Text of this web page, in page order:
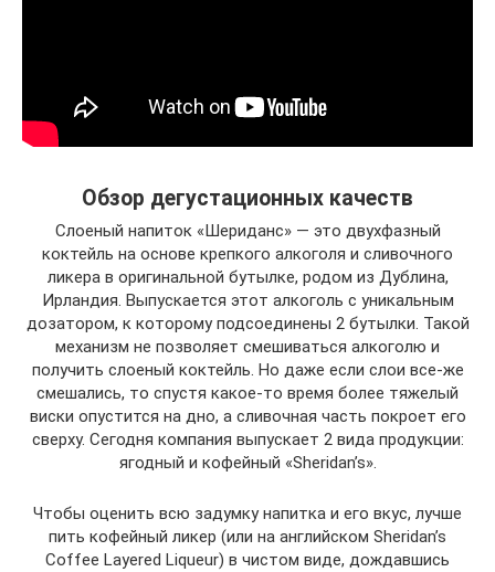
Обзор дегустационных качеств
Слоеный напиток «Шериданс» — это двухфазный
коктейль на основе крепкого алкоголя и сливочного
ликера в оригинальной бутылке, родом из Дублина,
Ирландия. Выпускается этот алкоголь с уникальным
дозатором, к которому подсоединены 2 бутылки. Такой
механизм не позволяет смешиваться алкоголю и
получить слоеный коктейль. Но даже если слои все-же
смешались, то спустя какое-то время более тяжелый
виски опустится на дно, а сливочная часть покроет его
сверху. Сегодня компания выпускает 2 вида продукции:
ягодный и кофейный «Sheridan’s».
Чтобы оценить всю задумку напитка и его вкус, лучше
пить кофейный ликер (или на английском Sheridan’s
Coffee Layered Liqueur) в чистом виде, дождавшись